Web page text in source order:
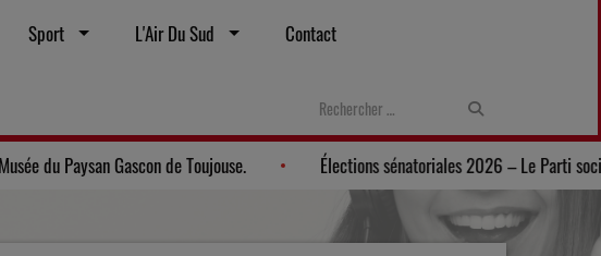
Sport L'Air Du Sud Contact
Gers: Une soirée gasconne au Musée du Paysan Gascon de Toujouse. Élections